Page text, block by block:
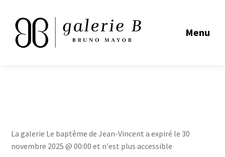
Menu
La galerie Le baptême de Jean-Vincent a expiré le 30
novembre 2025 @ 00:00 et n'est plus accessible